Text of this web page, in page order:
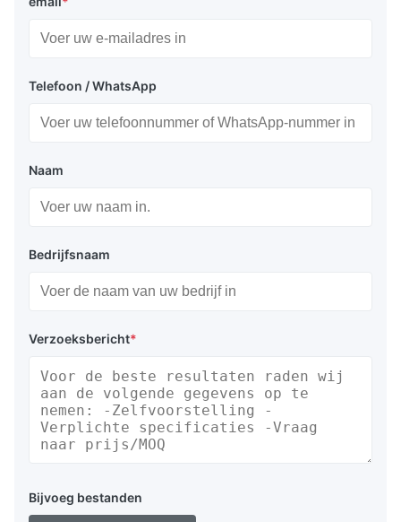
Telefoon / WhatsApp
Naam
Bedrijfsnaam
Verzoeksbericht*
Bijvoeg bestanden